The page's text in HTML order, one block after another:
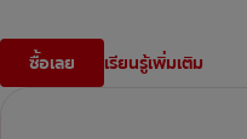
ซื้อเลย เรียนรู้เพิ่มเติม